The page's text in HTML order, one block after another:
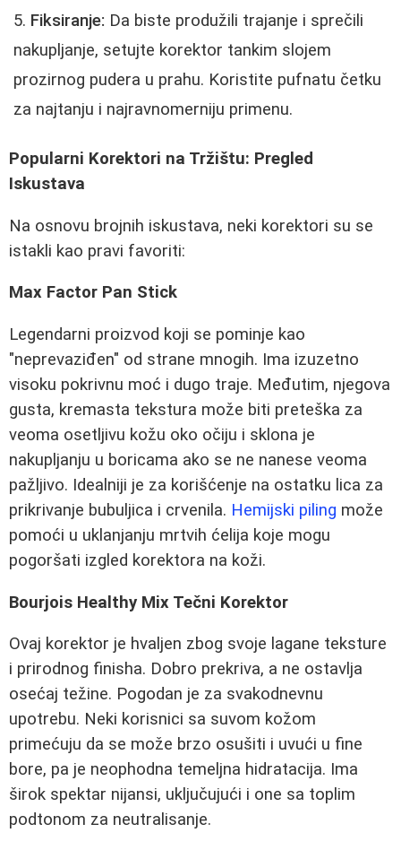
Fiksiranje: Da biste produžili trajanje i sprečili
nakupljanje, setujte korektor tankim slojem
prozirnog pudera u prahu. Koristite pufnatu četku
za najtanju i najravnomerniju primenu.
Popularni Korektori na Tržištu: Pregled
Iskustava
Na osnovu brojnih iskustava, neki korektori su se
istakli kao pravi favoriti:
Max Factor Pan Stick
Legendarni proizvod koji se pominje kao
"neprevaziđen" od strane mnogih. Ima izuzetno
visoku pokrivnu moć i dugo traje. Međutim, njegova
gusta, kremasta tekstura može biti preteška za
veoma osetljivu kožu oko očiju i sklona je
nakupljanju u boricama ako se ne nanese veoma
pažljivo. Idealniji je za korišćenje na ostatku lica za
prikrivanje bubuljica i crvenila. Hemijski piling može
pomoći u uklanjanju mrtvih ćelija koje mogu
pogoršati izgled korektora na koži.
Bourjois Healthy Mix Tečni Korektor
Ovaj korektor je hvaljen zbog svoje lagane teksture
i prirodnog finisha. Dobro prekriva, a ne ostavlja
osećaj težine. Pogodan je za svakodnevnu
upotrebu. Neki korisnici sa suvom kožom
primećuju da se može brzo osušiti i uvući u fine
bore, pa je neophodna temeljna hidratacija. Ima
širok spektar nijansi, uključujući i one sa toplim
podtonom za neutralisanje.